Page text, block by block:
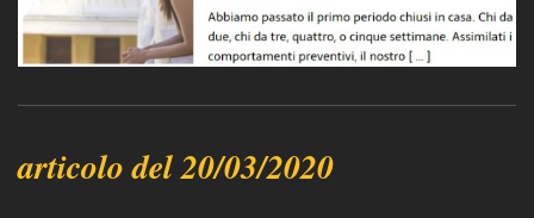
articolo del 20/03/2020